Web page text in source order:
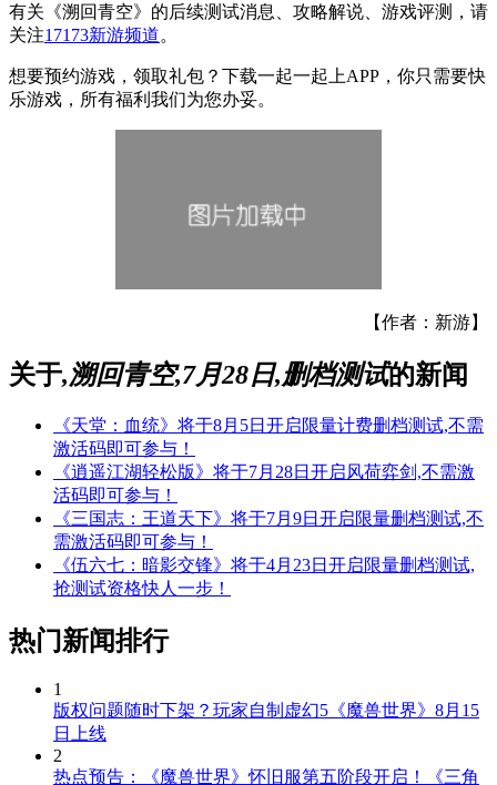
有关 《溯回青空》 的后续测试消息、攻略解说、游戏评测，请
关注17173新游频道。
想要预约游戏，领取礼包？下载一起一起上APP，你只需要快
乐游戏，所有福利我们为您办妥。
【作者：新游】
关于,溯回青空,7月28日,删档测试的新闻
《天堂：血统》将于8月5日开启限量计费删档测试,不需
激活码即可参与！
《逍遥江湖轻松版》将于7月28日开启风荷弈剑,不需激
活码即可参与！
《三国志：王道天下》将于7月9日开启限量删档测试,不
需激活码即可参与！
《伍六七：暗影交锋》将于4月23日开启限量删档测试,
抢测试资格快人一步！
热门新闻排行
1
版权问题随时下架？玩家自制虚幻5《魔兽世界》8月15
日上线
2
热点预告：《魔兽世界》怀旧服第五阶段开启！《三角